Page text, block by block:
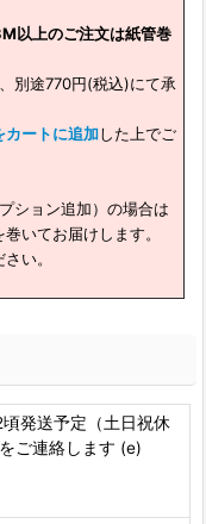
以上のご注文は紙管巻
別途770円(税込)にて承
カートに追加した上でご
ション追加）の場合は
いてお届けします。
い。
発送予定（土日祝休
ご連絡します (e)